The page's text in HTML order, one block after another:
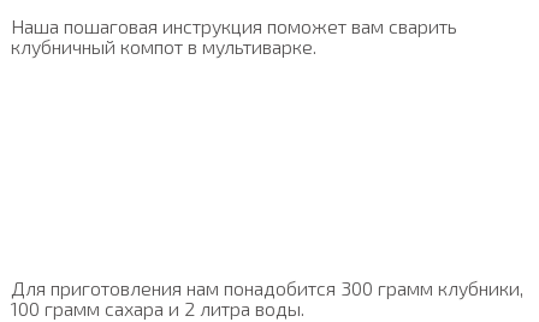
Наша пошаговая инструкция поможет вам сварить
клубничный компот в мультиварке.
Для приготовления нам понадобится 300 грамм клубники,
100 грамм сахара и 2 литра воды.